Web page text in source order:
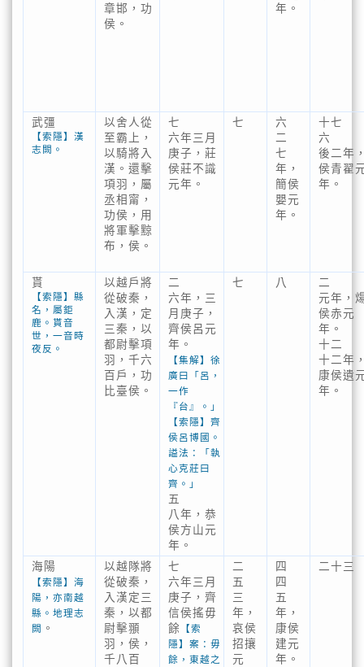
章邯，功
侯。
年。
武彊
【索隱】漢
志闕。
以舍人從
至霸上，
以騎將入
漢。還擊
項羽，屬
丞相甯，
功侯，用
將軍擊黥
布，侯。
七
六年三月
庚子，莊
侯莊不識
元年。
七
六
二
七
年，
簡侯
嬰元
年。
十七
六
後二年
侯青翟
年。
貰
【索隱】縣
名，屬鉅
鹿。貰音
世，一音時
夜反。
以越戶將
從破秦，
入漢，定
三秦，以
都尉擊項
羽，千六
百戶，功
比臺侯。
二
六年，三
月庚子，
齊侯呂元
年。
【集解】徐
廣曰「呂，
一作
『台』。」
【索隱】齊
侯呂博國。
謚法：「執
心克莊曰
齊。」
五
八年，恭
侯方山元
年。
七 八
二
元年，
侯赤元
年。
十二
十二年
康侯遺
年。
海陽
【索隱】海
陽，亦南越
縣。地理志
闕 。
以越隊將
從破秦，
入漢定三
秦，以都
尉擊頨
羽，侯，
千八百
七
六年三月
庚子，齊
信侯搖毋
餘
【索
隱】案：毋
餘，東越之
二
五
三
年，
哀侯
招攘
元
四
四
五
年，
康侯
建元
年。
二十三